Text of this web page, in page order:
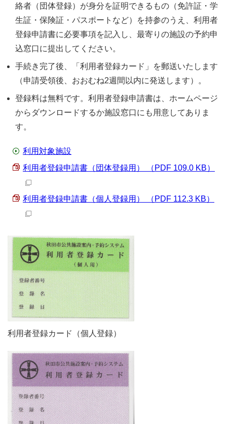
絡者（団体登録）が身分を証明できるもの（免許証・学
生証・保険証・パスポートなど）を持参のうえ、利用者
登録申請書に必要事項を記入し、最寄りの施設の予約申
込窓口に提出してください。
手続き完了後、「利用者登録カード」を郵送いたします
（申請受領後、おおむね2週間以内に発送します）。
登録料は無料です。利用者登録申請書は、ホームページ
からダウンロードするか施設窓口にも用意してありま
す。
利用対象施設
利用者登録申請書（団体登録用） （PDF 109.0 KB）
利用者登録申請書（個人登録用） （PDF 112.3 KB）
利用者登録カード（個人登録）